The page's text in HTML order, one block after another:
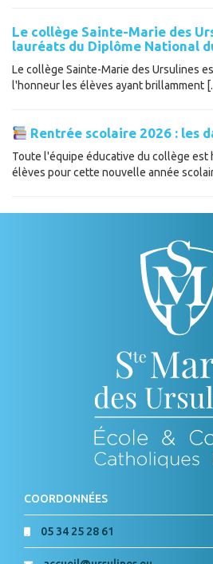
Le collège Sainte-Marie des
lauréats du Diplôme National
Le collège Sainte-Marie des Ursulines
l'honneur les élèves ayant brillamment
Rentrée scolaire 2026 : les
Toute l'équipe éducative du collège est
élèves pour cette nouvelle année
COORDONNÉES
05 34 25 28 61